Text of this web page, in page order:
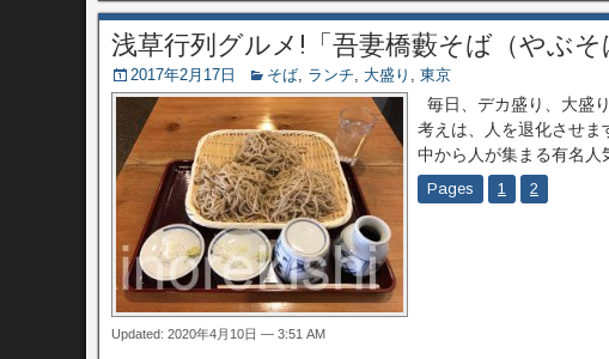
浅草行列グルメ!「吾妻橋藪そば（やぶ
2017年2月17日 そば, ランチ, 大盛り , 東京
毎日、デカ盛り、大盛
考えは、人を退化させ
中から人が集まる有名
Pages 1 2
Updated: 2020年4月10日 — 3:51 AM